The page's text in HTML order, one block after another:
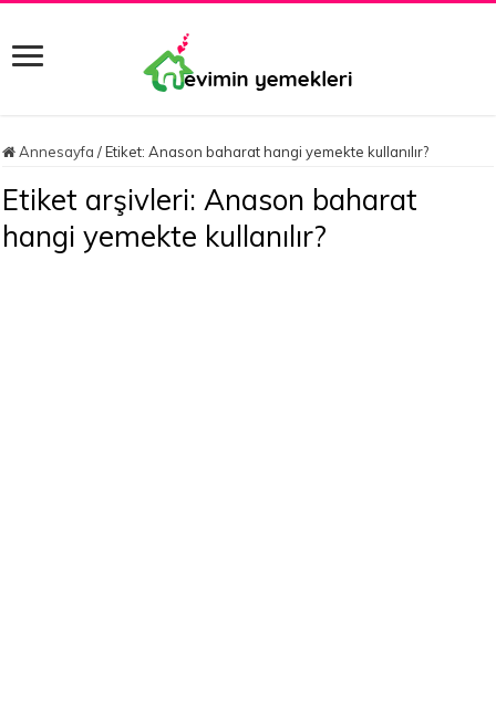
Annesayfa / Etiket:Anason baharat hangi yemekte kullanılır?
Etiket arşivleri:Anason baharat
hangi yemekte kullanılır?